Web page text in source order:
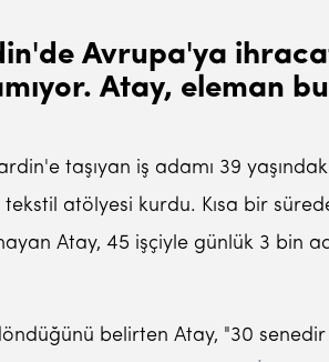
Avrupa'ya
Atay, eleman
taşıyan iş adamı 39
atölyesi kurdu. Kısa bir
Atay, 45 işçiyle günlük 3 bin
belirten Atay, "30 senedir